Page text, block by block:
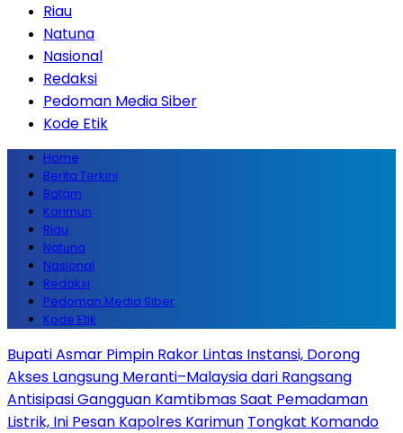
Riau
Natuna
Nasional
Redaksi
Pedoman Media Siber
Kode Etik
Home
Berita Terkini
Batam
Karimun
Riau
Natuna
Nasional
Redaksi
Pedoman Media Siber
Kode Etik
Bupati Asmar Pimpin Rakor Lintas Instansi, Dorong
Akses Langsung Meranti–Malaysia dari Rangsang
Antisipasi Gangguan Kamtibmas Saat Pemadaman
Listrik, Ini Pesan Kapolres Karimun Tongkat Komando